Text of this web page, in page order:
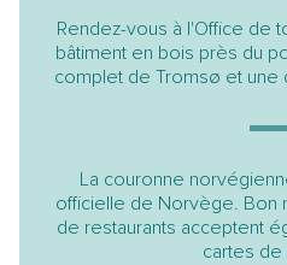
Rendez-vous à l'Office de
bâtiment en bois près du
complet de Tromsø et une
La couronne
officielle de Norvège. Bon
de restaurants acceptent
cartes de